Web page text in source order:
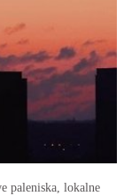
paleniska, lokalne